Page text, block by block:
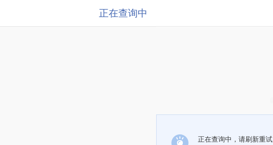
正在查询中
正在查询中，请刷新重试